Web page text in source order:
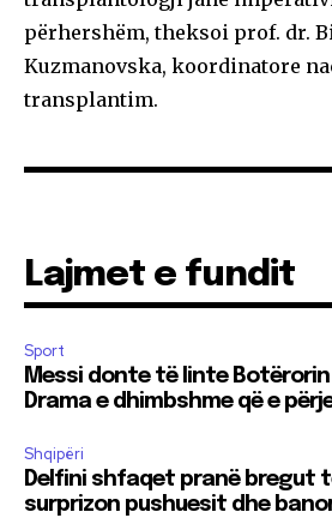
përhershëm, theksoi prof. dr.
Kuzmanovska, koordinatore
transplantim.
Lajmet e fundit
Sport
Messi donte të linte
Drama e dhimbshme që e
Shqipëri
Delfini shfaqet pranë bregut
surprizon pushuesit dhe